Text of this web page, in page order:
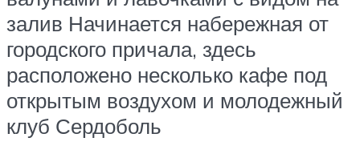
залив Начинается набережная от
городского причала, здесь
расположено несколько кафе под
открытым воздухом и молодежный
клуб Сердоболь